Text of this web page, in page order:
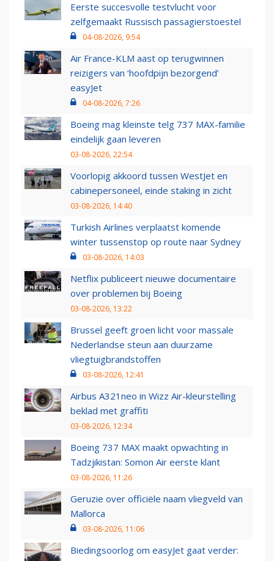
Eerste succesvolle testvlucht voor
zelfgemaakt Russisch passagierstoestel
04-08-2026, 9:54
Air France-KLM aast op terugwinnen
reizigers van ‘hoofdpijn bezorgend’
easyJet
04-08-2026, 7:26
Boeing mag kleinste telg 737 MAX-familie
eindelijk gaan leveren
03-08-2026, 22:54
Voorlopig akkoord tussen WestJet en
cabinepersoneel, einde staking in zicht
03-08-2026, 14:40
Turkish Airlines verplaatst komende
winter tussenstop op route naar Sydney
03-08-2026, 14:03
Netflix publiceert nieuwe documentaire
over problemen bij Boeing
03-08-2026, 13:22
Brussel geeft groen licht voor massale
Nederlandse steun aan duurzame
vliegtuigbrandstoffen
03-08-2026, 12:41
Airbus A321neo in Wizz Air-kleurstelling
beklad met graffiti
03-08-2026, 12:34
Boeing 737 MAX maakt opwachting in
Tadzjikistan: Somon Air eerste klant
03-08-2026, 11:26
Geruzie over officiële naam vliegveld van
Mallorca
03-08-2026, 11:06
Biedingsoorlog om easyJet gaat verder: